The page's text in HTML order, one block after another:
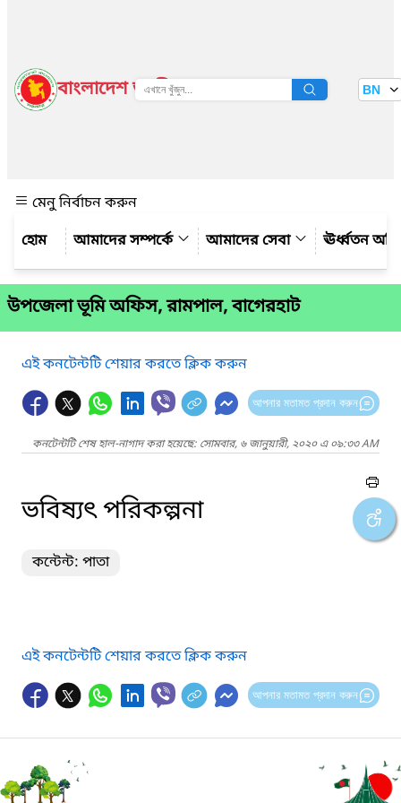
বাংলাদেশ জাতীয় তথ্য বাতায়ন BN
মেনু নির্বাচন করুন
আমাদের সম্পর্কে
আমাদের সেবা ঊর্ধ্বতন
উপজেলা ভূমি অফিস, রামপাল, বাগেরহাট
এই কনটেন্টটি শেয়ার করতে ক্লিক করুন
আপনার মতামত প্রদান করুন
কনটেন্টটি শেষ হাল-নাগাদ করা হয়েছে: সোমবার, ৬ জানুয়ারী, ২০২০ এ ০৯:৩৩ AM
ভবিষ্যৎ পরিকল্পনা
কন্টেন্ট: পাতা
এই কনটেন্টটি শেয়ার করতে ক্লিক করুন
আপনার মতামত প্রদান করুন